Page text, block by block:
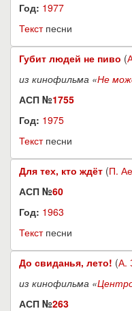
Год: 1977
Текстпесни
Губит людей не пиво (
из кинофильма «Не
АСП №1755
Год: 1975
Текстпесни
Для тех, кто ждёт (П.
АСП №60
Год: 1963
Текстпесни
До свиданья, лето! (А.
из кинофильма «
АСП №263